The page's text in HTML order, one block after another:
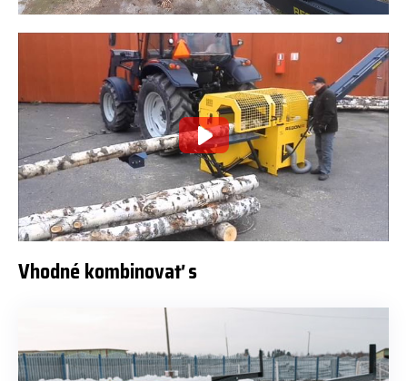
Vhodné kombinovať s